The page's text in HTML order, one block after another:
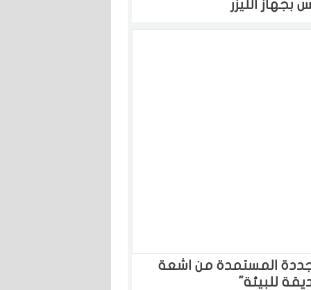
الليزر
المستمدة من اشعة
للبيئة"